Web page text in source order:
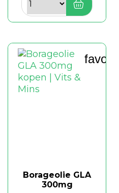
Borageolie GLA
300mg